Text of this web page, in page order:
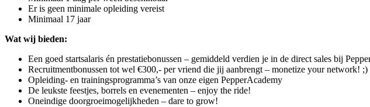
Er is geen minimale opleiding vereist
Minimaal 17 jaar
Wat wij bieden:
Een goed startsalaris én prestatiebonussen – gemiddeld verdien je in de direct sales bij
Recruitmentbonussen tot wel €300,- per vriend die jij aanbrengt – monetize your network! ;)
Opleiding- en trainingsprogramma’s van onze eigen PepperAcademy
De leukste feestjes, borrels en evenementen – enjoy the ride!
Oneindige doorgroeimogelijkheden – dare to grow!